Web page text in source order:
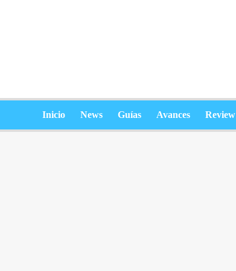
Inicio News Guías Avances Review